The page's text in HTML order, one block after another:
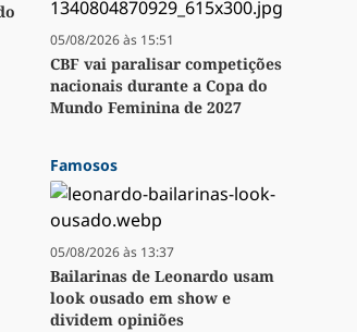
05/08/2026 às 15:51
CBF vai paralisar competições
nacionais durante a Copa do
Mundo Feminina de 2027
Famosos
05/08/2026 às 13:37
Bailarinas de Leonardo usam
look ousado em show e
dividem opiniões